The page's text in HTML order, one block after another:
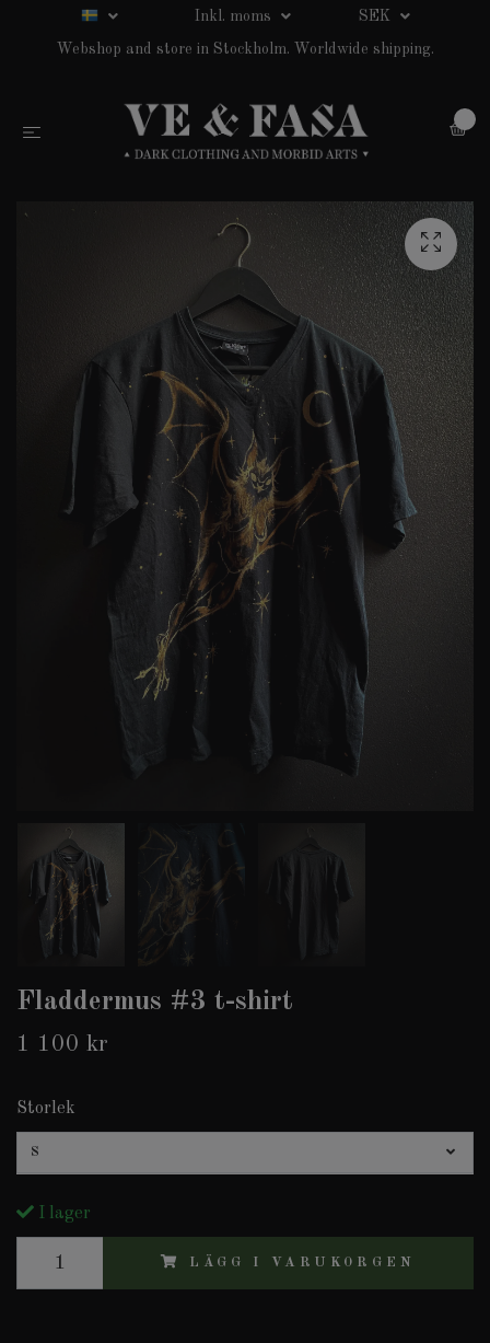
Inkl. moms SEK
Webshop and store in Stockholm. Worldwide shipping.
Fladdermus #3 t-shirt
1 100 kr
Storlek
S
I lager
LÄGG I VARUKORGEN